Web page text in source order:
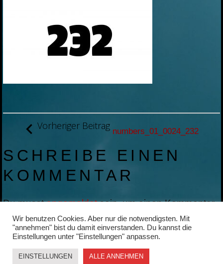
BEITRAGSNAVIGATION
Vorheriger Beitragnumbers_01_0024_232
SCHREIBE EINEN
KOMMENTAR
Du musstangemeldetsein, um einen Kommentar
abzugeben.
Wir benutzen Cookies. Aber nur die notwendigsten. Mit
"annehmen" bist du damit einverstanden. Du kannst die
Einstellungen unter "Einstellungen" anpassen.
EINSTELLUNGEN ALLE ANNEHMEN